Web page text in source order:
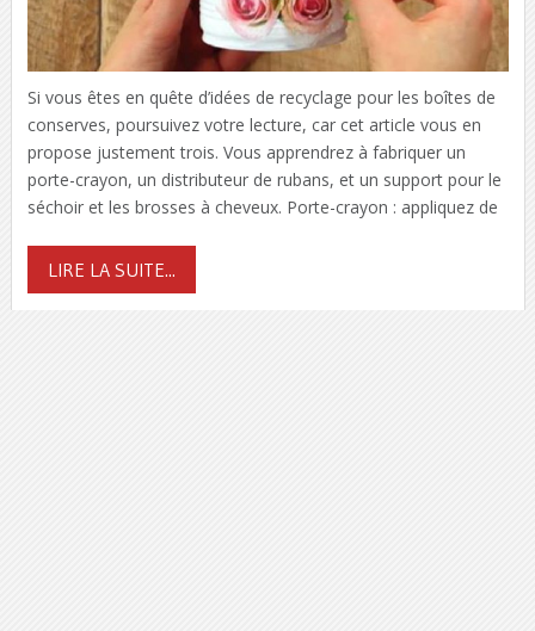
Si vous êtes en quête d’idées de recyclage pour les boîtes de
conserves, poursuivez votre lecture, car cet article vous en
propose justement trois. Vous apprendrez à fabriquer un
porte-crayon, un distributeur de rubans, et un support pour le
séchoir et les brosses à cheveux. Porte-crayon : appliquez de
LIRE LA SUITE...